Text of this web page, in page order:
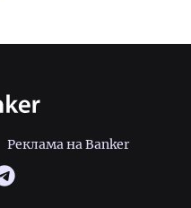
Реклама на Banker